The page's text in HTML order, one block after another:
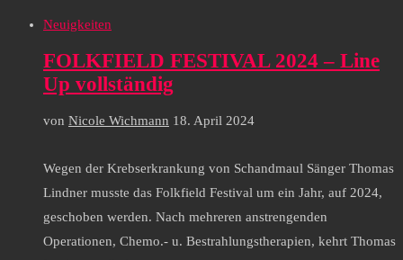
Neuigkeiten
FOLKFIELD FESTIVAL 2024 – Line
Up vollständig
von Nicole Wichmann 18. April 2024
Wegen der Krebserkrankung von Schandmaul Sänger Thomas
Lindner musste das Folkfield Festival um ein Jahr, auf 2024,
geschoben werden. Nach mehreren anstrengenden
Operationen, Chemo.- u. Bestrahlungstherapien, kehrt Thomas